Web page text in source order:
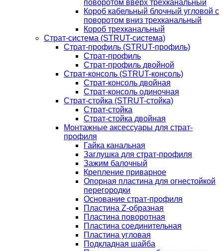
поворотом вверх трехканальный
Короб кабельный блочный угловой с
поворотом вниз трехканальный
Короб трехканальный
Страт-система (STRUT-система)
Страт-профиль (STRUT-профиль)
Страт-профиль
Страт-профиль двойной
Страт-консоль (STRUT-консоль)
Страт-консоль двойная
Страт-консоль одиночная
Страт-стойка (STRUT-стойка)
Страт-стойка
Страт-стойка двойная
Монтажные аксессуары для страт-
профиля
Гайка канальная
Заглушка для страт-профиля
Зажим балочный
Крепление приварное
Опорная пластина для огнестойкой
перегородки
Основание страт-профиля
Пластина Z-образная
Пластина поворотная
Пластина соединительная
Пластина угловая
Подкладная шайба